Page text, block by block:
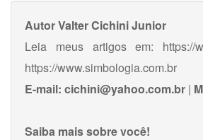
AutorValter Cichini Junior
Leia meus artigos em: https://
https://www.simbologia.com.br
E-mail: cichini@yahoo.com.br |
Saiba mais sobre você!